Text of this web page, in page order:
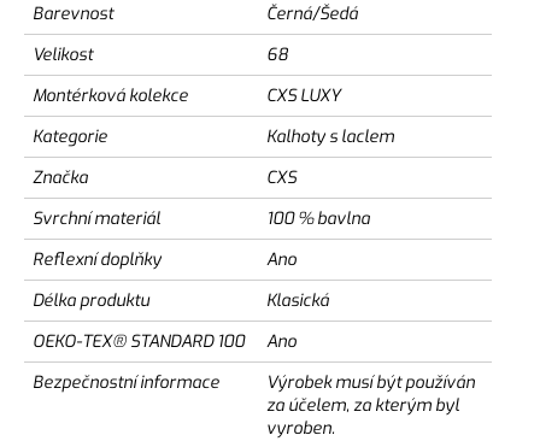
Barevnost
Černá/Šedá
Velikost
68
Montérková kolekce
CXS LUXY
Kategorie
Kalhoty s laclem
Značka
CXS
Svrchní materiál
100 % bavlna
Reflexní doplňky
Ano
Délka produktu
Klasická
OEKO-TEX® STANDARD 100
Ano
Bezpečnostní informace
Výrobek musí být používán
za účelem, za kterým byl
vyroben.